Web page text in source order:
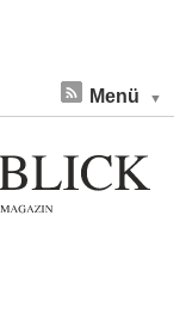
Menü